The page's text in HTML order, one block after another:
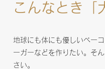
こんなとき「
地球にも体にも優しいベー
ーガーなどを作りたい。そ
さい。